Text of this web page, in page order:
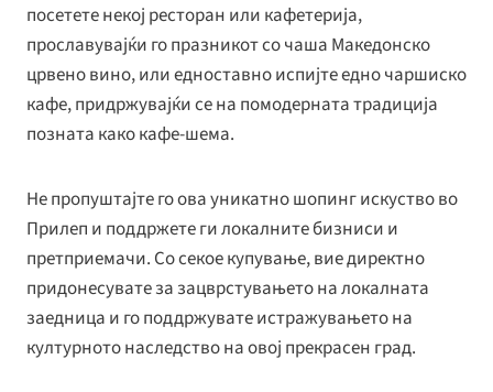
посетете некој ресторан или кафетерија,
прославувајќи го празникот со чаша Македонско
црвено вино, или едноставно испијте едно чаршиско
кафе, придржувајќи се на помодерната традиција
позната како кафе-шема.
Не пропуштајте го ова уникатно шопинг искуство во
Прилеп и поддржете ги локалните бизниси и
претприемачи. Со секое купување, вие директно
придонесувате за зацврстувањето на локалната
заедница и го поддржувате истражувањето на
културното наследство на овој прекрасен град.